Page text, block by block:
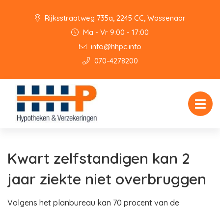
Rijksstraatweg 735a, 2245 CC, Wassenaar
Ma - Vr 9:00 - 17:00
info@hhpc.info
070-4278200
Kwart zelfstandigen kan 2
jaar ziekte niet overbruggen
Volgens het planbureau kan 70 procent van de